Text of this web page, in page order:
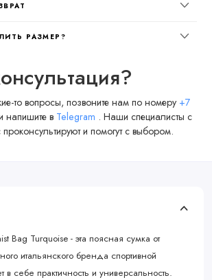
РАЗМЕР?
то вопросы, позвоните нам по номеру +7
напишите в Telegram . Наши специалисты с
и помогут с выбором.
Bag Turquoise - эта поясная сумка от
итальянского бренда спортивной
себе практичность и универсальность.